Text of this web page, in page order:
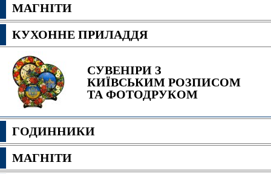
МАГНІТИ
КУХОННЕ ПРИЛАДДЯ
СУВЕНІРИ З
КИЇВСЬКИМ РОЗПИСОМ
ТА ФОТОДРУКОМ
ГОДИННИКИ
МАГНІТИ